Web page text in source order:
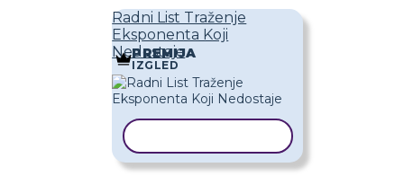
Radni List Traženje
Eksponenta Koji
Nedostaje
PREMIJA
IZGLED